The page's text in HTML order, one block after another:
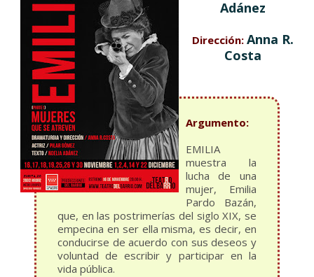
Adánez
Dirección:Anna R.
Costa
Argumento:
EMILIA
muestra la
lucha de una
mujer, Emilia
Pardo Bazán,
que, en las postrimerías del siglo XIX, se
empecina en ser ella misma, es decir, en
conducirse de acuerdo con sus deseos y
voluntad de escribir y participar en la
vida pública.